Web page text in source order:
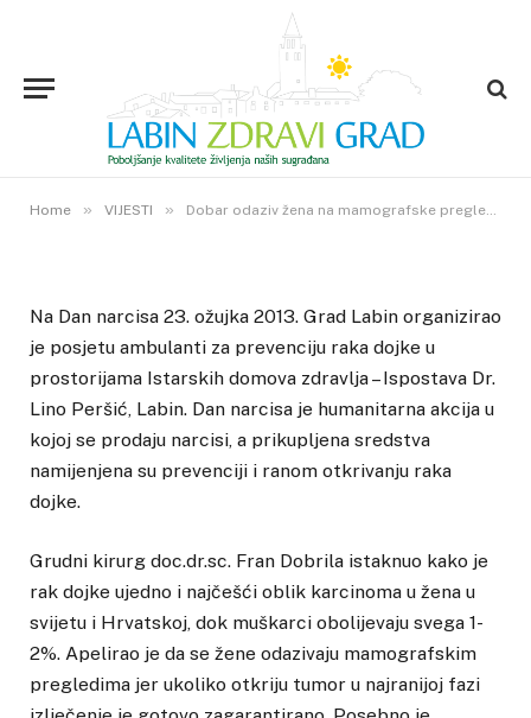
Home » VIJESTI » Dobar odaziv žena na mamografske preglede
Dobar odaziv žena na
mamografske preglede
25. OŽUJKA 2013. 1VIEWS
Na Dan narcisa 23. ožujka 2013. Grad Labin organizirao
je posjetu ambulanti za prevenciju raka dojke u
prostorijama Istarskih domova zdravlja – Ispostava Dr.
Lino Peršić, Labin. Dan narcisa je humanitarna akcija u
kojoj se prodaju narcisi, a prikupljena sredstva
namijenjena su prevenciji i ranom otkrivanju raka
dojke.
Grudni kirurg doc.dr.sc. Fran Dobrila istaknuo kako je
rak dojke ujedno i najčešći oblik karcinoma u žena u
svijetu i Hrvatskoj, dok muškarci obolijevaju svega 1-
2%. Apelirao je da se žene odazivaju mamografskim
pregledima jer ukoliko otkriju tumor u najranijoj fazi